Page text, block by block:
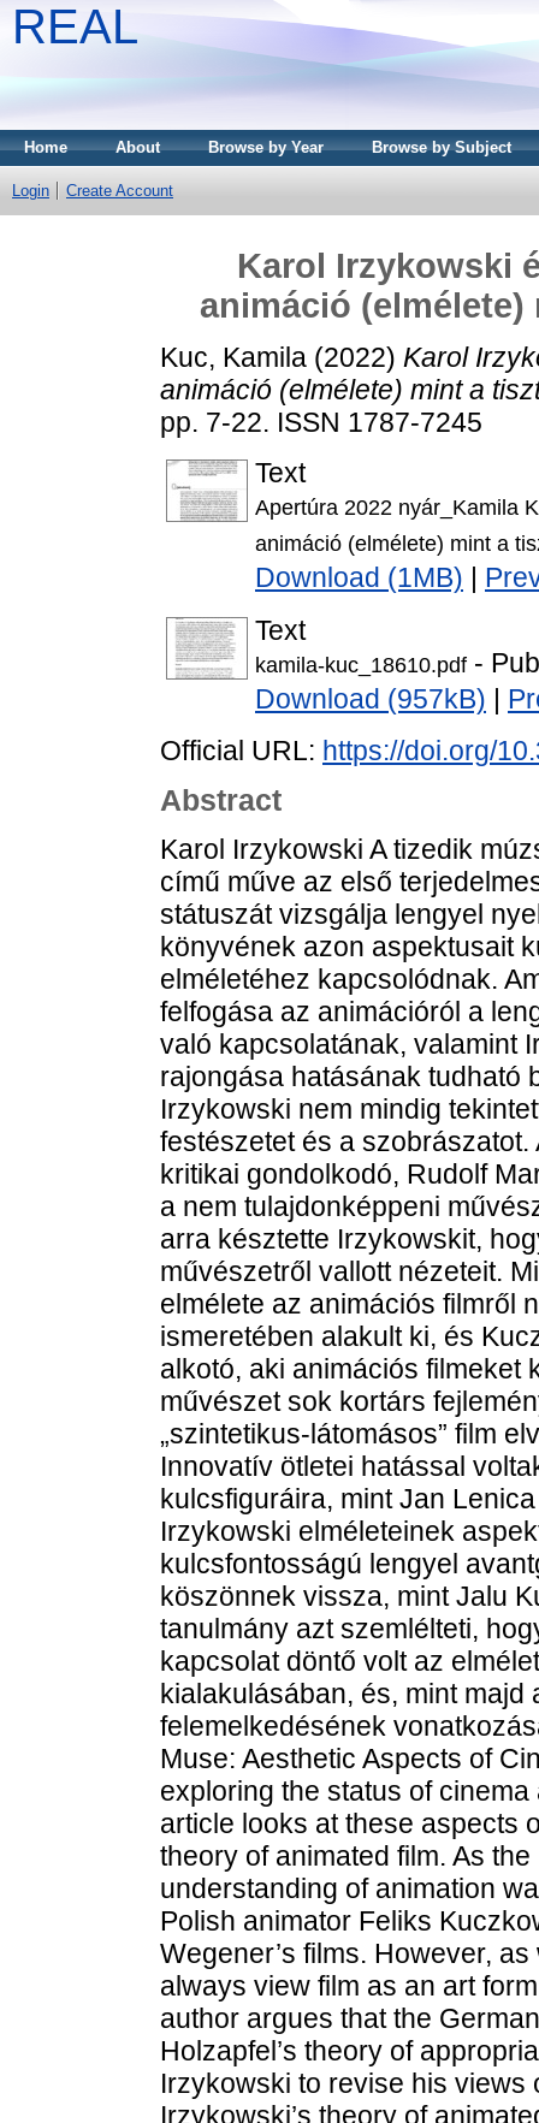
REAL
Home About Browse by Year Browse by Subject
Login Create Account
Karol Irzykowski
animáció
Kuc, Kamila (2022) Karol
animáció (elmélete) mint a
pp. 7-22. ISSN 1787-7245
Text
Apertúra 2022 nyár_Kamila
animáció (elmélete) mint a
Download (1MB)
Text
kamila-kuc_18610.pdf -
Download (957kB)
Official URL: https://doi.org/
Abstract
Karol Irzykowski A tizedik
című műve az első
státuszát vizsgálja lengyel
könyvének azon aspektusait
elméletéhez kapcsolódnak.
felfogása az animációról a
való kapcsolatának, valamint
rajongása hatásának tudható
Irzykowski nem mindig
festészetet és a
kritikai gondolkodó, Rudolf
a nem tulajdonképpeni
arra késztette Irzykowskit,
művészetről vallott nézeteit.
elmélete az animációs filmről
ismeretében alakult ki, és
alkotó, aki animációs filmeket
művészet sok kortárs
„szintetikus-látomásos” film
Innovatív ötletei hatással
kulcsfiguráira, mint Jan
Irzykowski elméleteinek
kulcsfontosságú lengyel
köszönnek vissza, mint Jalu
tanulmány azt szemlélteti,
kapcsolat döntő volt az
kialakulásában, és, mint majd
felemelkedésének
Muse: Aesthetic Aspects of
exploring the status of
article looks at these aspects
theory of animated film. As
understanding of animation
Polish animator Feliks
Wegener’s films. However,
always view film as an art
author argues that the
Holzapfel’s theory of
Irzykowski to revise his views
Irzykowski’s theory of